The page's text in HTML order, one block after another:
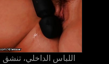
اللباس الداخلي، تنشق